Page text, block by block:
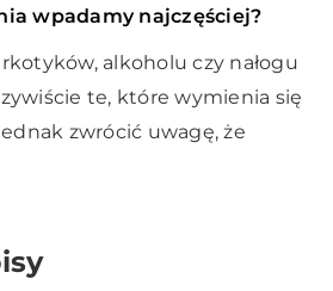
wpadamy najczęściej?
alkoholu czy nałogu
te, które wymienia się
zwrócić uwagę, że